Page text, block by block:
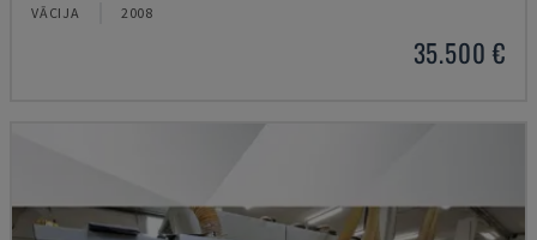
VĀCIJA 2008
35.500 €